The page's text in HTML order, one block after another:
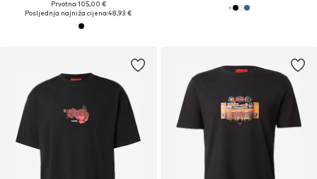
Prvotno: 105,00 €
Posljednja najniža cijena:48,93 €